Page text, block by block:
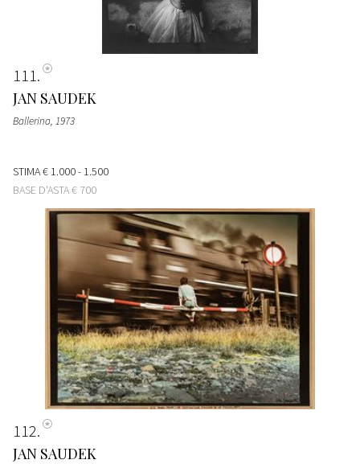
111
JAN SAUDEK
Ballerina, 1973
STIMA€ 1.000 - 1.500
BASE D'ASTA€ 700
112
JAN SAUDEK